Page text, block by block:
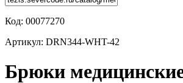
Код: 00077270
Артикул: DRN344-WHT-42
Брюки